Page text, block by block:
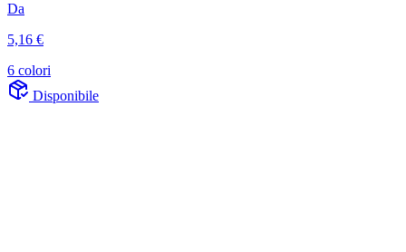
Da
5,16 €
6 colori
Disponibile